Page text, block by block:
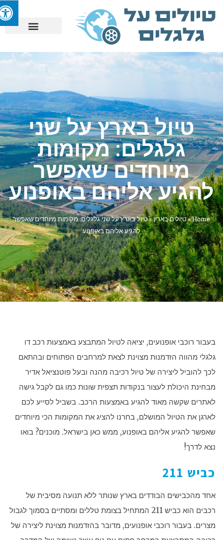
טיול בארץ על שני
גלגלים: מקומות
מיוחדים שאפשר
להגיע אליהם באופנוע
Home
»טיולים בארץ»טיול בארץ על שני גלגלים: מקומות מיוחדים שאפשר
להגיע אליהם באופנוע
בעבור רוכבי אופנועים, יציאה לטיול המתבצע באמצעות רכב דו
גלגלי מהווה הזדמנות מצוינת לצאת למרחבים הפתוחים ובהתאם
לכך להוביל ליצירה של טיול רכיבה מהנה ובעל פוטנציאל אדיר
מבחינת היכולת לעצור בנקודות תצפית שונות כמו גם לקבל גישה
לאתרים שקשה מאוד להגיע באמצעות הרכב. בשביל לסייע לכם
לארגן את הטיול המושלם, בחרנו להציג את המקומות הכי מיוחדים
שאפשר להגיע אליהם באופנוע, ממש כאן בישראל. מוכנים? בואו
נצא לדרך!
כביש 211
אחד מהכבישים הבודדים בארץ שנותר ללא תנועה מסיבית של
רכבים הוא כביש 211 המתחיל בצומת טללים ומסתיים בסמוך לגבול
מצרים. בעבור רוכבי אופנועים, מדובר בהזדמנות מצוינת ליצירה של